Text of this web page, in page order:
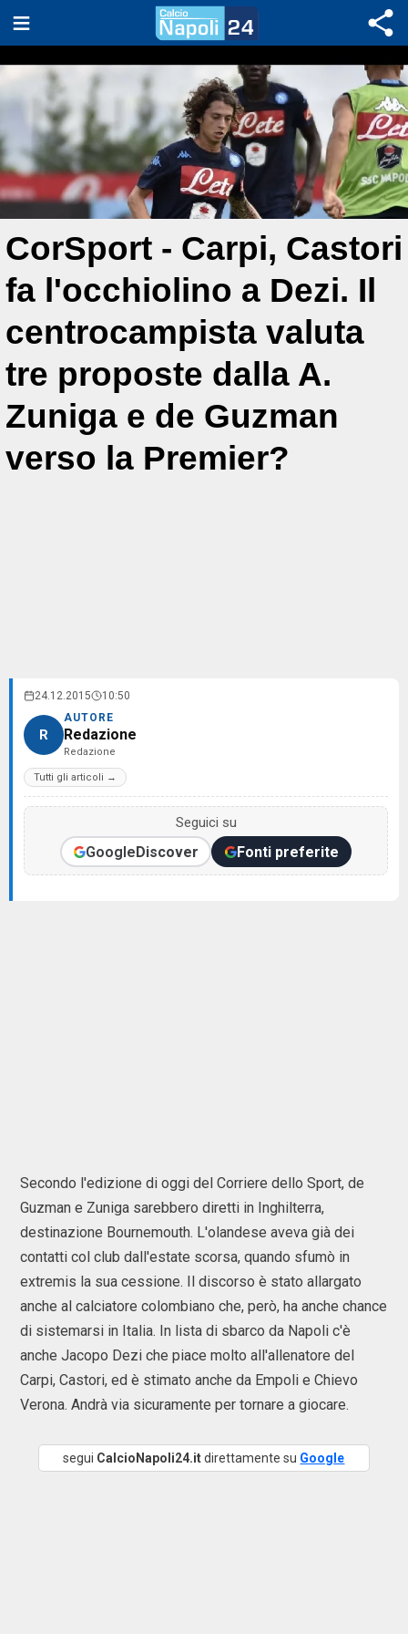
CorSport - Carpi, Castori
fa l'occhiolino a Dezi. Il
centrocampista valuta
tre proposte dalla A.
Zuniga e de Guzman
verso la Premier?
24.12.2015 10:50
R
AUTORE
Redazione
Redazione
Tutti gli articoli →
Seguici su
GoogleDiscover Fonti preferite
Secondo l'edizione di oggi del Corriere dello Sport, de
Guzman e Zuniga sarebbero diretti in Inghilterra,
destinazione Bournemouth. L'olandese aveva già dei
contatti col club dall'estate scorsa, quando sfumò in
extremis la sua cessione. Il discorso è stato allargato
anche al calciatore colombiano che, però, ha anche chance
di sistemarsi in Italia. In lista di sbarco da Napoli c'è
anche Jacopo Dezi che piace molto all'allenatore del
Carpi, Castori, ed è stimato anche da Empoli e Chievo
Verona. Andrà via sicuramente per tornare a giocare.
segui CalcioNapoli24.itdirettamente su Google